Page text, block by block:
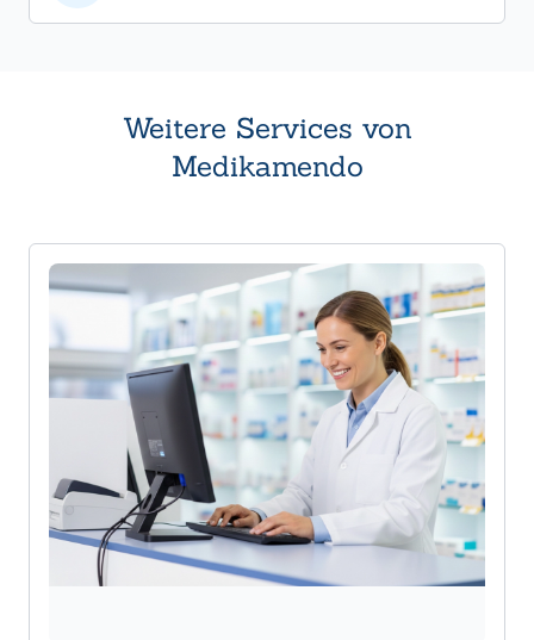
Weitere Services von
Medikamendo